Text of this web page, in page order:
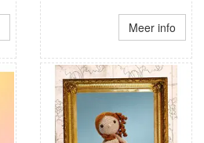
Meer info